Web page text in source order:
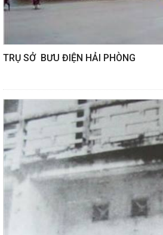
TRỤ SỞ BƯU ĐIỆN HẢI PHÒNG